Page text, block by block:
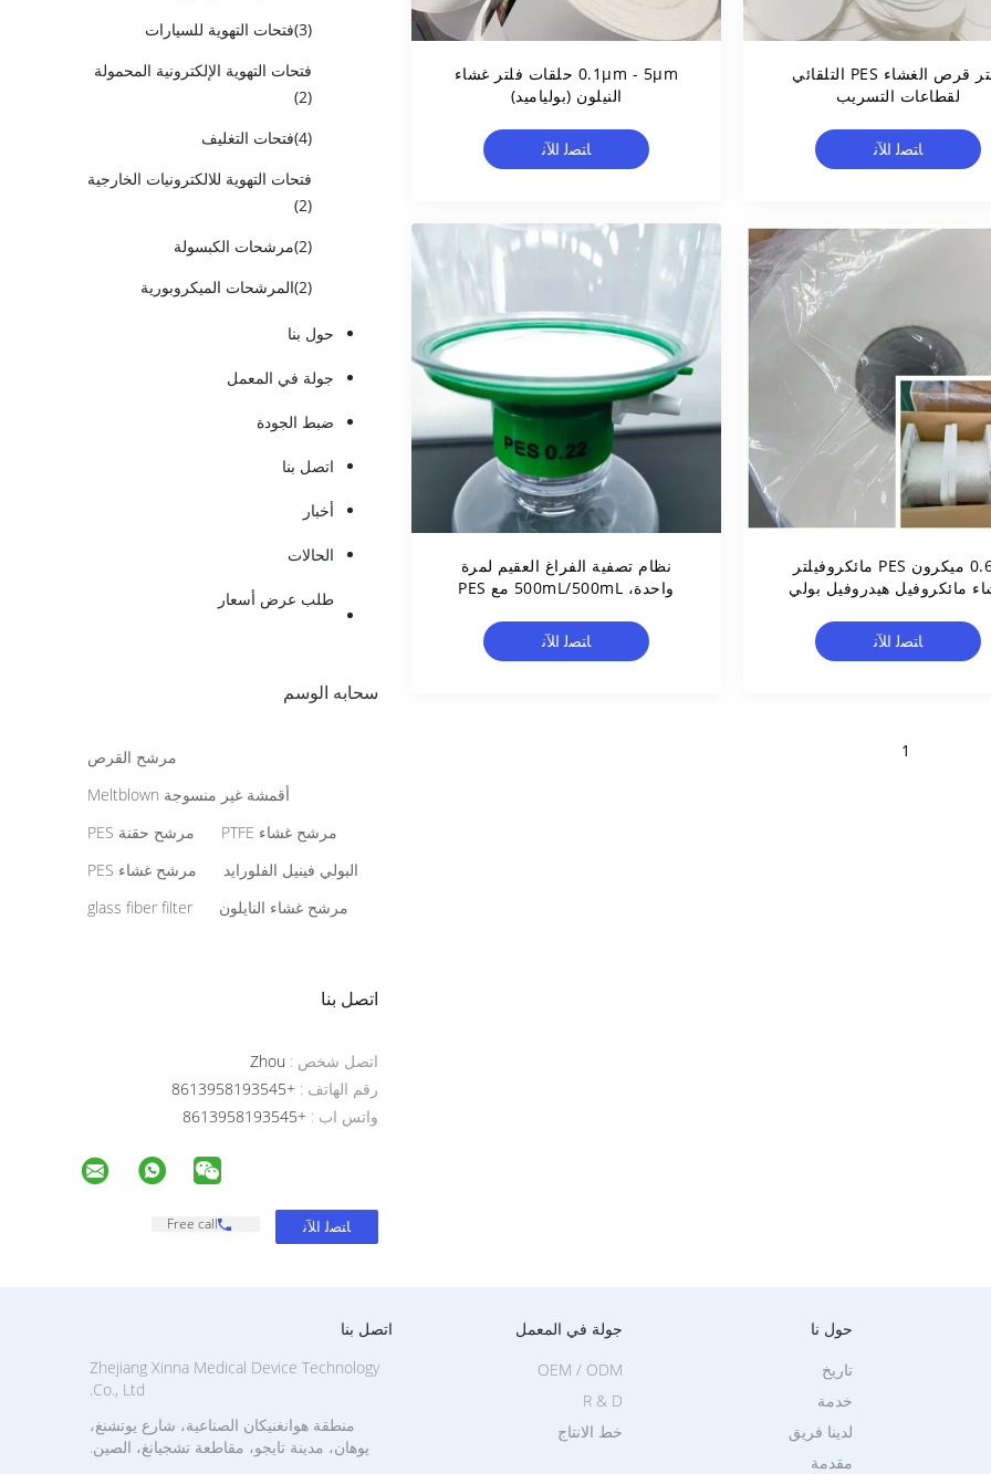
فتحات التهوية للسيارات
(3)
فتحات التهوية الإلكترونية المحمولة
(2)
فتحات التغليف
(4)
فتحات التهوية للالكترونيات الخارجية
(2)
مرشحات الكبسولة
(2)
المرشحات الميكروبورية
(2)
حول بنا
جولة في المعمل
ضبط الجودة
اتصل بنا
أخبار
الحالات
طلب عرض أسعار
سحابه الوسم
مرشح القرص
أقمشة غير منسوجة Meltblown
مرشح حقنة PES
مرشح غشاء PTFE
مرشح غشاء PES
البولي فينيل الفلورايد
glass fiber filter
مرشح غشاء النايلون
اتصل بنا
اتصل شخص :
رقم الهاتف : +8613958193545
واتس اب : +8613958193545
Free call
0.1μm - 5μm حلقات فلتر غشاء
النيلون (بولياميد)
ﺎﺘﺼﻟ ﺍﻶﻧ
فلتر قرص الغشاء PES التلقائي
لقطاعات التسريب
ﺎﺘﺼﻟ ﺍﻶﻧ
نظام تصفية الفراغ العقيم لمرة
واحدة، 500mL/500mL مع PES
زجاجة/GL45 عنقﺎﺘﺼﻟ ﺍﻶﻧ
0.65 ميكرون PES مائكروفيلتر
مائكروفيل هيدروفيل بولي
ﺎﺘﺼﻟ ﺍﻶﻧ
1
حول نا
مقدمة
تاريخ
خدمة
لدينا فريق
جولة في المعمل
خط الانتاج
OEM / ODM
R & D
اتصل بنا
Zhejiang Xinna Medical Device Technology
Co., Ltd.
منطقة هوانغنيكان الصناعية، شارع يوتشنغ،
يوهان، مدينة تايجو، مقاطعة تشجيانغ، الصين.